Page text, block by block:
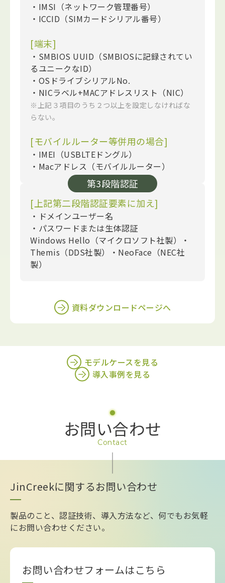
・IMSI（ネットワーク管理番号）
・ICCID（SIMカードシリアル番号）
[端末]
・SMBIOS UUID（SMBIOSに記録されてい
るユニークなID）
・OSドライブシリアルNo.
・NICラベル+MACアドレスリスト（NIC）
※上記３項目のうち２つ以上を設定しなければな
らない。
[モバイルルーター等併用の場合]
・IMEI（USBLTEドングル）
・Macアドレス（モバイルルーター）
第3段階認証
[上記第二段階認証要素に加え]
・ドメインユーザー名
・パスワードまたは生体認証
Windows Hello（マイクロソフト社製）・
Themis（DDS社製）・NeoFace（NEC社
製）
資料ダウンロードページへ
モデルケースを見る
導入事例を見る
お問い合わせ
Contact
JinCreekに関するお問い合わせ
製品のこと、認証技術、導入方法など、何でもお気軽
にお問い合わせください。
お問い合わせフォームはこちら